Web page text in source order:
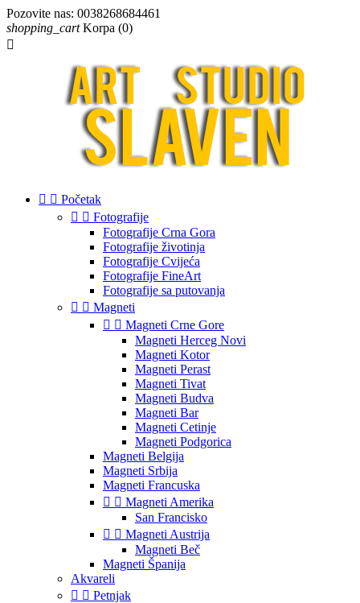
Pozovite nas: 0038268684461
shopping_cart Korpa (0)

  Početak
  Fotografije
Fotografije Crna Gora
Fotografije životinja
Fotografije Cvijeća
Fotografije FineArt
Fotografije sa putovanja
  Magneti
  Magneti Crne Gore
Magneti Herceg Novi
Magneti Kotor
Magneti Perast
Magneti Tivat
Magneti Budva
Magneti Bar
Magneti Cetinje
Magneti Podgorica
Magneti Belgija
Magneti Srbija
Magneti Francuska
  Magneti Amerika
San Francisko
  Magneti Austrija
Magneti Beč
Magneti Španija
Akvareli
  Petnjak